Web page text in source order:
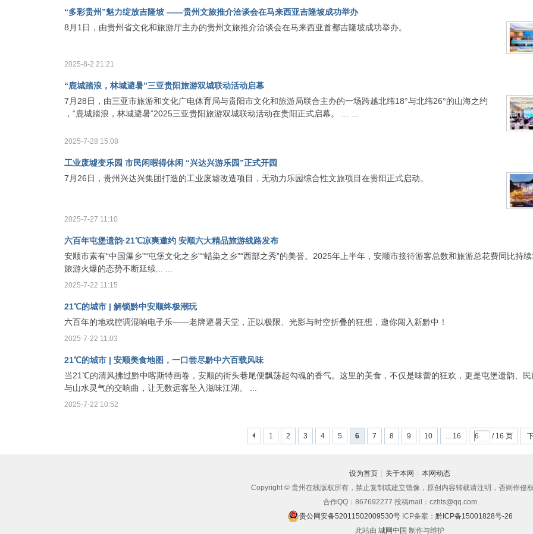
“多彩贵州”魅力绽放吉隆坡 ——贵州文旅推介洽谈会在马来西亚吉隆坡成功举办
8月1日，由贵州省文化和旅游厅主办的贵州文旅推介洽谈会在马来西亚首都吉隆坡成功举办。
2025-8-2 21:21
“鹿城踏浪，林城避暑”三亚贵阳旅游双城联动活动启幕
7月28日，由三亚市旅游和文化广电体育局与贵阳市文化和旅游局联合主办的一场跨越北纬18°与北纬26°的山海之约
，“鹿城踏浪，林城避暑”2025三亚贵阳旅游双城联动活动在贵阳正式启幕。 ... ...
2025-7-28 15:08
工业废墟变乐园 市民闲暇得休闲 “兴达兴游乐园”正式开园
7月26日，贵州兴达兴集团打造的工业废墟改造项目，无动力乐园综合性文旅项目在贵阳正式启动。
2025-7-27 11:10
六百年屯堡遗韵·21℃凉爽邀约 安顺六大精品旅游线路发布
安顺市素有“中国瀑乡”“屯堡文化之乡”“蜡染之乡”“西部之秀”的美誉。2025年上半年，安顺市接待游客总数和旅游总花费同比持
旅游火爆的态势不断延续... ...
2025-7-22 11:15
21℃的城市 | 解锁黔中安顺终极潮玩
六百年的地戏腔调混响电子乐——老牌避暑天堂，正以极限、光影与时空折叠的狂想，邀你闯入新黔中！
2025-7-22 11:03
21℃的城市 | 安顺美食地图，一口尝尽黔中六百载风味
当21℃的清风拂过黔中喀斯特画卷，安顺的街头巷尾便飘荡起勾魂的香气。这里的美食，不仅是味蕾的狂欢，更是屯堡遗韵、
与山水灵气的交响曲，让无数远客坠入滋味江湖。 ...
2025-7-22 10:52
1 2 3 4 5 6 7 8 9 10 ... 16 / 16 页
设为首页 | 关于本网 | 本网动态
Copyright © 贵州在线版权所有，禁止复制或建立镜像，原创内容转载请注明，否则作侵
合作QQ：867692277 投稿mail：czhts@qq.com
贵公网安备52011502009530号ICP备案： 黔ICP备15001828号-26
此站由 城网中国 制作与维护